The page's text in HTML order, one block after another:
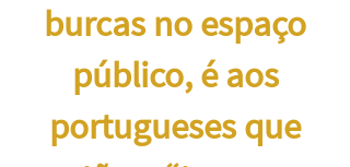
burcas no espaço
público, é aos
portugueses que